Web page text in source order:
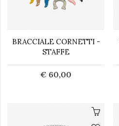
BRACCIALE CORNETTI -
STAFFE
€ 60,00